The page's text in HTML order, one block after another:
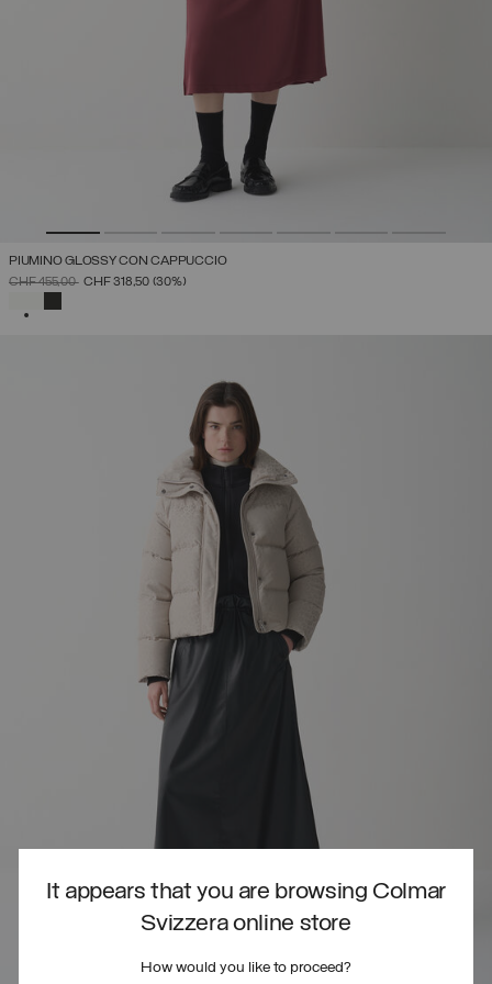
It appears that you are browsing Colmar
Svizzera online store
How would you like to proceed?
PIUMINO GLOSSY CON CAPPUCCIO
PREZZO RIDOTTO DA
CHF 455,00ACHF 318,50 (30%)